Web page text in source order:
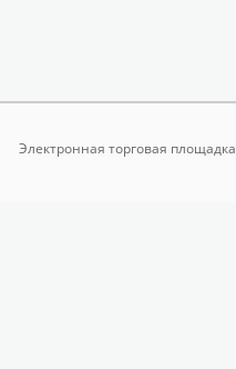
Электронная торговая площадка